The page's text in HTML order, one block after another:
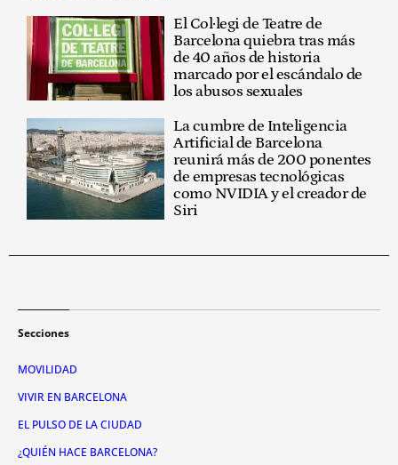
El Col·legi de Teatre de
Barcelona quiebra tras más
de 40 años de historia
marcado por el escándalo de
los abusos sexuales
La cumbre de Inteligencia
Artificial de Barcelona
reunirá más de 200 ponentes
de empresas tecnológicas
como NVIDIA y el creador de
Siri
Secciones
MOVILIDAD
VIVIR EN BARCELONA
EL PULSO DE LA CIUDAD
¿QUIÉN HACE BARCELONA?